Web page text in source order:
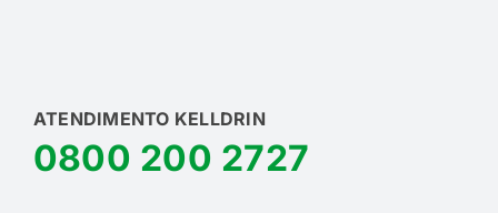
ATENDIMENTO KELLDRIN
0800 200 2727